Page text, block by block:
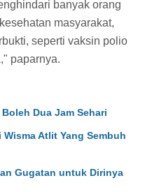
banyak orang
masyarakat,
seperti vaksin polio
paparnya.
Dua Jam Sehari
Atlit Yang Sembuh
Gugatan untuk Dirinya